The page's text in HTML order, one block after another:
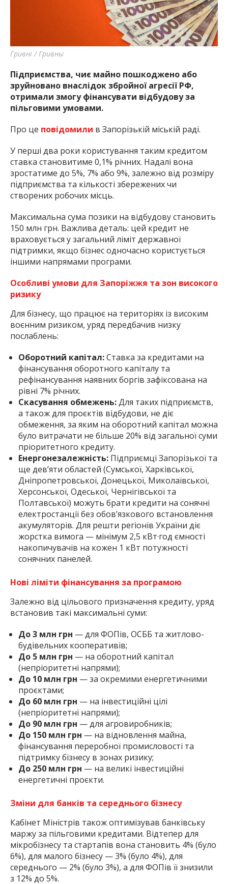
найважливішу інформацію про події
міста Запоріжжя та області.
Гривні / Гривны
Підприємства, чиє майно пошкоджено або
зруйновано внаслідок збройної агресії РФ,
отримали змогу фінансувати відбудову за
пільговими умовами.
Про це повідомили в Запорізькій міській раді.
У перші два роки користування таким кредитом
ставка становитиме 0,1% річних. Надалі вона
зростатиме до 5%, 7% або 9%, залежно від розміру
підприємства та кількості збережених чи
створених робочих місць.
Максимальна сума позики на відбудову становить
150 млн грн. Важлива деталь: цей кредит не
враховується у загальний ліміт державної
підтримки, якщо бізнес одночасно користується
іншими напрямами програми.
Особливі умови для Запоріжжя та зон високого
ризику
Для бізнесу, що працює на територіях із високим
воєнним ризиком, уряд передбачив низку
послаблень:
Оборотний капітал:Ставка за кредитами на
фінансування оборотного капіталу та
рефінансування наявних боргів зафіксована на
рівні 7% річних.
Скасування обмежень:Для таких підприємств,
а також для проєктів відбудови, не діє
обмеження, за яким на оборотний капітал можна
було витрачати не більше 20% від загальної суми
пріоритетного кредиту.
Енергонезалежність: Підприємці Запорізької та
ще дев’яти областей (Сумської, Харківської,
Дніпропетровської, Донецької, Миколаївської,
Херсонської, Одеської, Чернігівської та
Полтавської) можуть брати кредити на сонячні
електростанції без обов’язкового встановлення
акумуляторів. Для решти регіонів України діє
жорстка вимога — мінімум 2,5 кВт·год ємності
накопичувачів на кожен 1 кВт потужності
сонячних панелей.
Нові ліміти фінансування за програмою
Залежно від цільового призначення кредиту, уряд
встановив такі максимальні суми:
До 3 млн грн — для ФОПів, ОСББ та житлово-
будівельних кооперативів;
До 5 млн грн — на оборотний капітал
(непріоритетні напрями);
До 10 млн грн — за окремими енергетичними
проєктами;
До 60 млн грн — на інвестиційні цілі
(непріоритетні напрями);
До 90 млн грн — для агровиробників;
До 150 млн грн — на відновлення майна,
фінансування переробної промисловості та
підтримку бізнесу в зонах ризику;
До 250 млн грн — на великі інвестиційні
енергетичні проєкти.
Зміни для банків та середнього бізнесу
Кабінет Міністрів також оптимізував банківську
маржу за пільговими кредитами. Відтепер для
мікробізнесу та стартапів вона становить 4% (було
6%), для малого бізнесу — 3% (було 4%), для
середнього — 2% (було 3%), а для ФОПів її знизили
з 12% до 5%.